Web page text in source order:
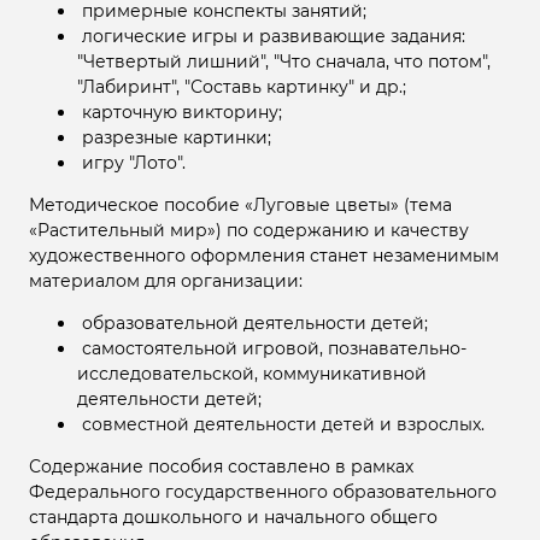
примерные конспекты занятий;
логические игры и развивающие задания:
"Четвертый лишний", "Что сначала, что потом",
"Лабиринт", "Составь картинку" и др.;
карточную викторину;
разрезные картинки;
игру "Лото".
Методическое пособие «Луговые цветы» (тема
«Растительный мир») по содержанию и качеству
художественного оформления станет незаменимым
материалом для организации:
образовательной деятельности детей;
самостоятельной игровой, познавательно-
исследовательской, коммуникативной
деятельности детей;
совместной деятельности детей и взрослых.
Содержание пособия составлено в рамках
Федерального государственного образовательного
стандарта дошкольного и начального общего